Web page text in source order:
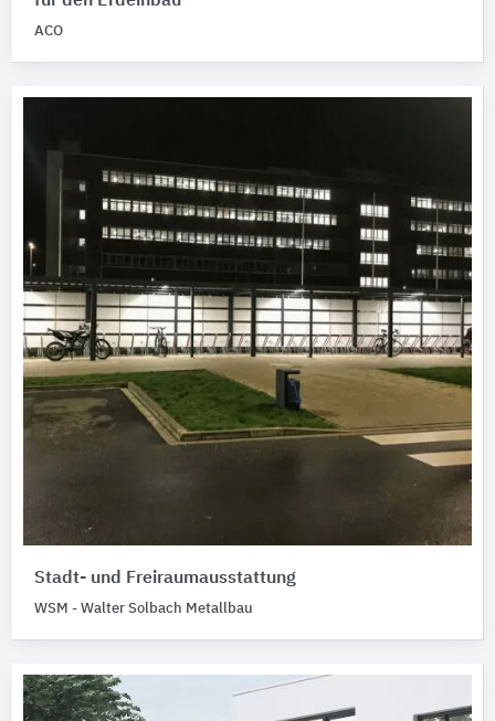
ACO
Stadt- und Freiraumausstattung
WSM - Walter Solbach Metallbau